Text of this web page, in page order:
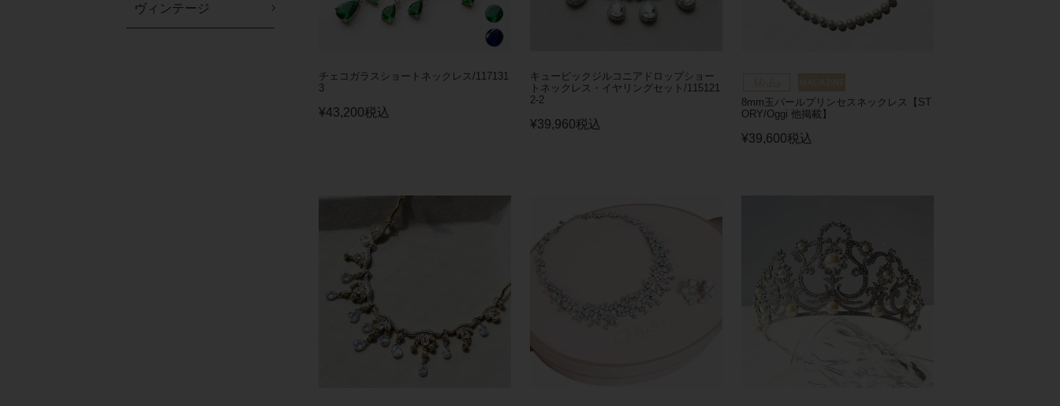
ヴィンテージ
チェコガラスショートネックレス/117131
3
¥43,200税込
キュービックジルコニアドロップショー
トネックレス・イヤリングセット/115121
2-2
¥39,960税込
8mm玉パールプリンセスネックレス【ST
ORY/Oggi 他掲載】
¥39,600税込